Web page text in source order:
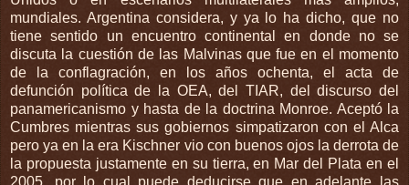
mundiales. Argentina considera, y ya lo ha dicho, que no
tiene sentido un encuentro continental en donde no se
discuta la cuestión de las Malvinas que fue en el momento
de la conflagración, en los años ochenta, el acta de
defunción política de la OEA, del TIAR, del discurso del
panamericanismo y hasta de la doctrina Monroe. Aceptó la
Cumbres mientras sus gobiernos simpatizaron con el Alca
pero ya en la era Kischner vio con buenos ojos la derrota de
la propuesta justamente en su tierra, en Mar del Plata en el
2005, por lo cual puede deducirse que en adelante las